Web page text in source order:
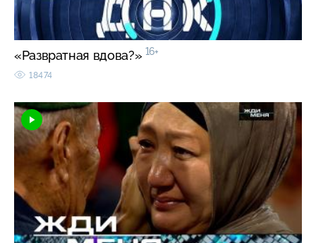
«Развратная вдова?» 16+
18474